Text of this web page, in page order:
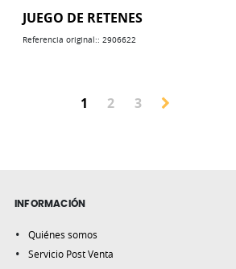
JUEGO DE RETENES
Referencia original:: 2906622
Página
Actualmente estás
1 Página
2 Página
3
INFORMACIÓN
Quiénes somos
Servicio Post Venta